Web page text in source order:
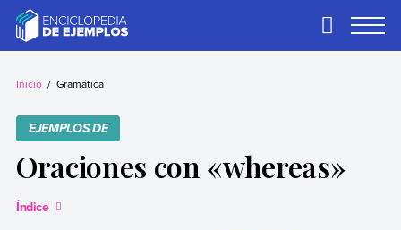
contentEjemplos
Necesitas ejemplos.
Primary
Inicio Gramática
EJEMPLOS DE
Oraciones con «whereas»
Índice